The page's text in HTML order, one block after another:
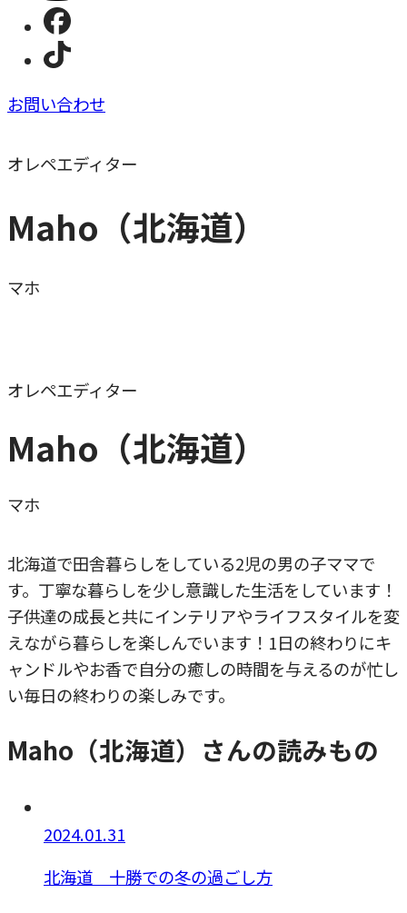
お問い合わせ
オレペエディター
Maho（北海道）
マホ
オレペエディター
Maho（北海道）
マホ
北海道で田舎暮らしをしている2児の男の子ママで
す。丁寧な暮らしを少し意識した生活をしています！
子供達の成長と共にインテリアやライフスタイルを変
えながら暮らしを楽しんでいます！1日の終わりにキ
ャンドルやお香で自分の癒しの時間を与えるのが忙し
い毎日の終わりの楽しみです。
Maho（北海道）さんの読みもの
2024.01.31
北海道 十勝での冬の過ごし方